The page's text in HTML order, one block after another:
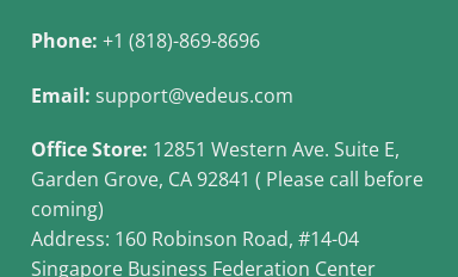
Phone: +1 (818)-869-8696
Email: support@vedeus.com
Office Store: 12851 Western Ave. Suite E,
Garden Grove, CA 92841 ( Please call before
coming)
Address: 160 Robinson Road, #14-04
Singapore Business Federation Center